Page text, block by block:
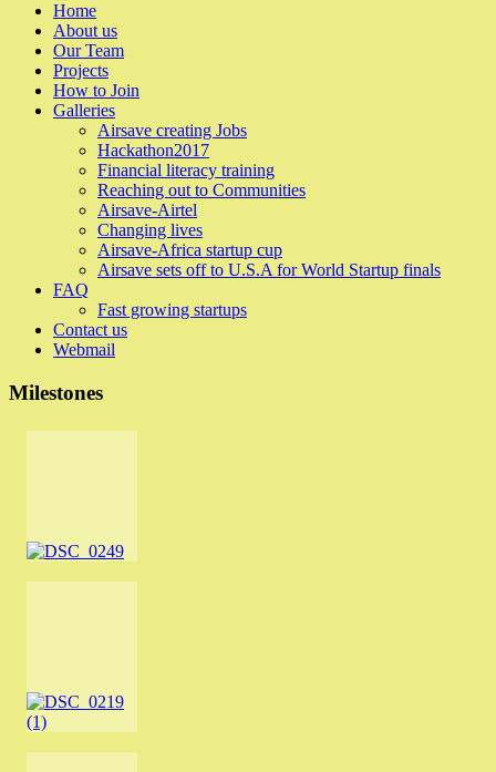
Home
About us
Our Team
Projects
How to Join
Galleries
Airsave creating Jobs
Hackathon2017
Financial literacy training
Reaching out to Communities
Airsave-Airtel
Changing lives
Airsave-Africa startup cup
Airsave sets off to U.S.A for World Startup finals
FAQ
Fast growing startups
Contact us
Webmail
Milestones